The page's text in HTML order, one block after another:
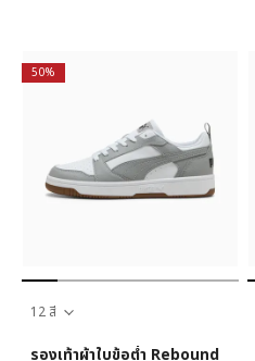
50%
12 สี
รองเท้าผ้าใบข้อต่ำ Rebound